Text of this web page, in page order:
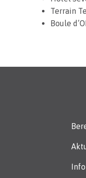
Terrain
Boule